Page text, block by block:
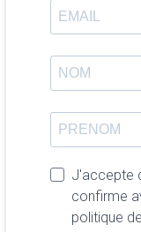
J'accepte
confirme
politique